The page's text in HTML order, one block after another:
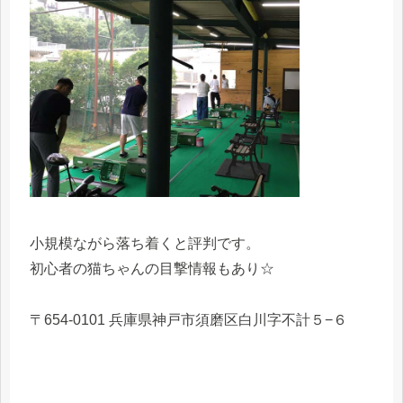
小規模ながら落ち着くと評判です。
初心者の猫ちゃんの目撃情報もあり☆
〒654-0101 兵庫県神戸市須磨区白川字不計５−６